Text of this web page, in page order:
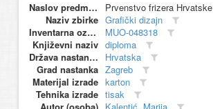
Naslov predmeta
Prvenstvo frizera Hrvatske
Naziv zbirke Grafički dizajn
Inventarna oznaka
MUO-048318
Književni naziv diploma
Država nastanka
Hrvatska
Grad nastanka Zagreb
Materijal izrade karton
Tehnika izrade tisak